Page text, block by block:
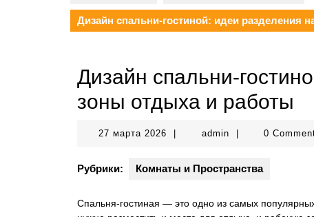
Дизайн спальни-гостиной: идеи разделения
Дизайн спальни-
зоны отдыха и работы
27 марта 2026 27
adminadmin 0
Рубрики: Комнаты и Пространства
Спальня-гостиная — это одно из самых